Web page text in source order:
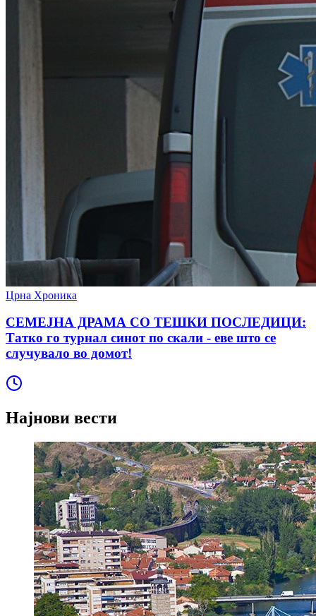
Црна Хроника
СЕМЕЈНА ДРАМА СО ТЕШКИ ПОСЛЕДИЦИ:
Татко го турнал синот по скали - еве што се
случувало во домот!
Најнови вести